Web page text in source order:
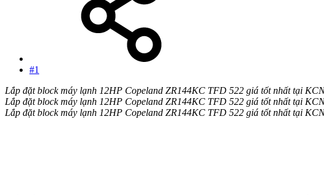
#1
Lắp đặt block máy lạnh 12HP Copeland ZR144KC TFD 522 giá tốt nhất tại
Lắp đặt block máy lạnh 12HP Copeland ZR144KC TFD 522 giá tốt nhất tại
Lắp đặt block máy lạnh 12HP Copeland ZR144KC TFD 522 giá tốt nhất tại